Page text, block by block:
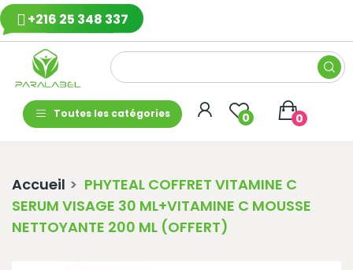
+216 25 348 337
Toutes les catégories 0 0
Accueil
PHYTEAL COFFRET VITAMINE C
SERUM VISAGE 30 ML+VITAMINE C MOUSSE
NETTOYANTE 200 ML (OFFERT)